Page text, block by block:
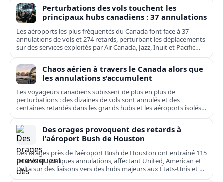
Perturbations des vols touchent les
principaux hubs canadiens : 37 annulations
Les aéroports les plus fréquentés du Canada font face à 37
annulations de vols et 274 retards, perturbant les déplacements
sur des services exploités par Air Canada, Jazz, Inuit et Pacific
Coastal.
Chaos aérien à travers le Canada alors que
les annulations s'accumulent
Les voyageurs canadiens subissent de plus en plus de
perturbations : des dizaines de vols sont annulés et des
centaines retardés dans les grands hubs et les aéroports isolés,
de Toronto à Kuujjuaq.
Des orages provoquent des retards à
l'aéroport Bush de Houston
Des orages près de l'aéroport Bush de Houston ont entraîné 115
retards et quelques annulations, affectant United, American et
Delta sur des liaisons vers des hubs majeurs aux États-Unis et en
Europe.